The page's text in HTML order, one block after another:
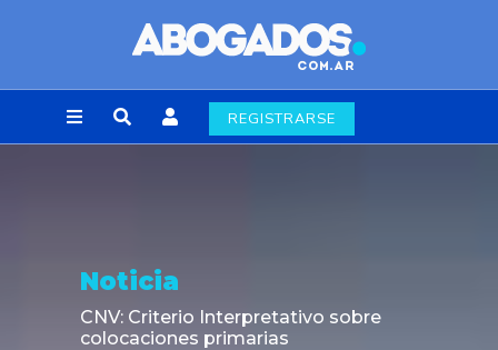
REGISTRARSE
Noticia
CNV: Criterio Interpretativo sobre
colocaciones primarias